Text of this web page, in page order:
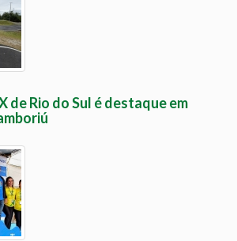
de Rio do Sul é destaque em